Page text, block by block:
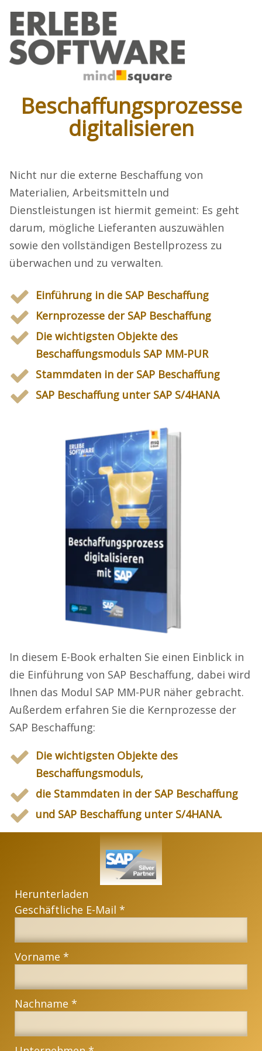
Beschaffungsprozesse
digitalisieren
Nicht nur die externe Beschaffung von
Materialien, Arbeitsmitteln und
Dienstleistungen ist hiermit gemeint: Es geht
darum, mögliche Lieferanten auszuwählen
sowie den vollständigen Bestellprozess zu
überwachen und zu verwalten.
Einführung in die SAP Beschaffung
Kernprozesse der SAP Beschaffung
Die wichtigsten Objekte des
Beschaffungsmoduls SAP MM-PUR
Stammdaten in der SAP Beschaffung
SAP Beschaffung unter SAP S/4HANA
In diesem E-Book erhalten Sie einen Einblick in
die Einführung von SAP Beschaffung, dabei wird
Ihnen das Modul SAP MM-PUR näher gebracht.
Außerdem erfahren Sie die Kernprozesse der
SAP Beschaffung:
Die wichtigsten Objekte des
Beschaffungsmoduls,
die Stammdaten in der SAP Beschaffung
und SAP Beschaffung unter S/4HANA.
Herunterladen